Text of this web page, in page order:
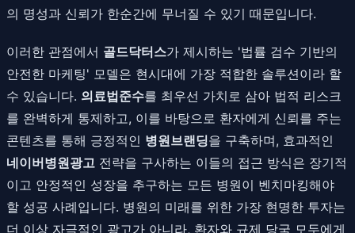
의 명성과 신뢰가 한순간에 무너질 수 있기 때문입니다.
이러한 관점에서 골드닥터스가 제시하는 '법률 검수 기반의
안전한 마케팅' 모델은 현시대에 가장 적합한 솔루션이라 할
수 있습니다. 의료법준수를 최우선 가치로 삼아 법적 리스크
를 완벽하게 통제하고, 이를 바탕으로 환자에게 신뢰를 주는
콘텐츠를 통해 긍정적인 병원브랜딩을 구축하며, 효과적인
네이버병원광고 전략을 구사하는 이들의 접근 방식은 장기적
이고 안정적인 성장을 추구하는 모든 병원이 벤치마킹해야
할 성공 사례입니다. 병원의 미래를 위한 가장 현명한 투자는
더 이상 자극적인 광고가 아니라, 환자와 규제 당국 모두에게